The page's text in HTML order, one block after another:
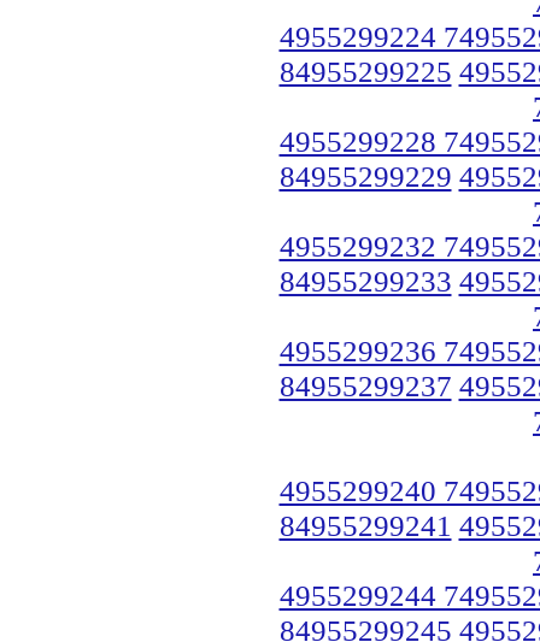
4955299224
84955299225
4955299228
84955299229
4955299232
84955299233
4955299236
84955299237
4955299240
84955299241
4955299244
84955299245